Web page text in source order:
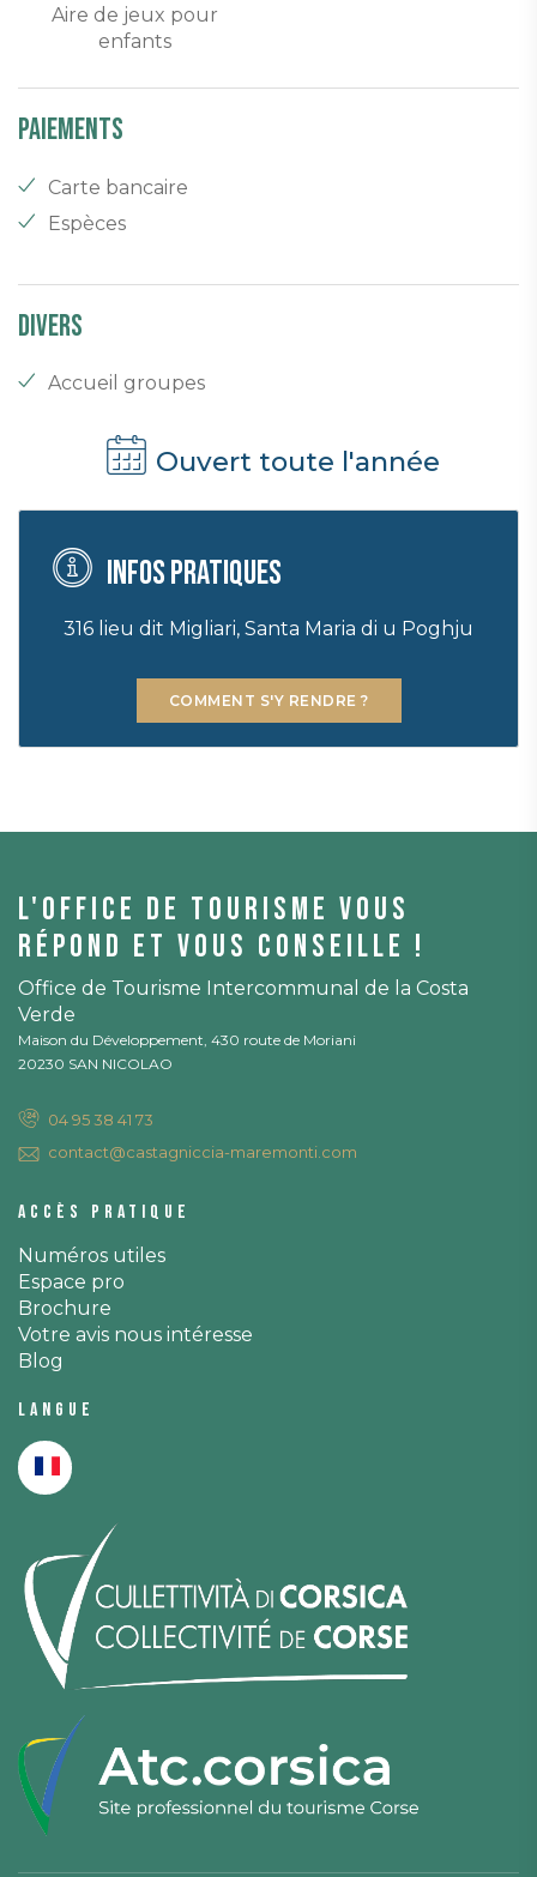
Aire de jeux pour
enfants
Paiements
Carte bancaire
Espèces
Divers
Accueil groupes
Ouvert toute l'année
Infos pratiques
316 lieu dit Migliari, Santa Maria di u Poghju
COMMENT S'Y RENDRE ?
L'office de tourisme vous
répond et vous conseille !
Office de Tourisme Intercommunal de la Costa
Verde
Maison du Développement, 430 route de Moriani
20230 SAN NICOLAO
04 95 38 41 73
contact@castagniccia-maremonti.com
Accès pratique
Numéros utiles
Espace pro
Brochure
Votre avis nous intéresse
Blog
Langue